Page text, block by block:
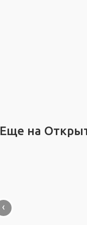
Еще на
‹